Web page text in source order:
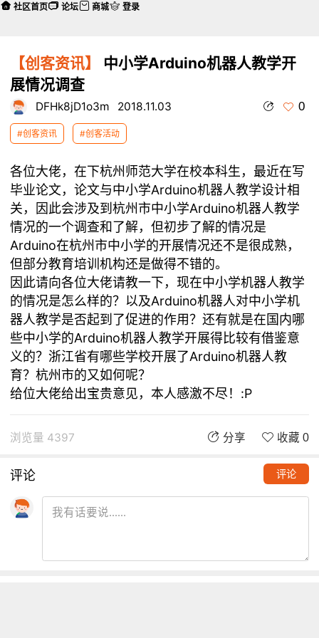
【创客资讯】
中小学Arduino机器人教学开
展情况调查
DFHk8jD1o3m 2018.11.03 0
#创客资讯 #创客活动
各位大佬，在下杭州师范大学在校本科生，最近在写
毕业论文，论文与中小学Arduino机器人教学设计相
关，因此会涉及到杭州市中小学Arduino机器人教学
情况的一个调查和了解，但初步了解的情况是
Arduino在杭州市中小学的开展情况还不是很成熟，
但部分教育培训机构还是做得不错的。
因此请向各位大佬请教一下，现在中小学机器人教学
的情况是怎么样的？以及Arduino机器人对中小学机
器人教学是否起到了促进的作用？还有就是在国内哪
些中小学的Arduino机器人教学开展得比较有借鉴意
义的？浙江省有哪些学校开展了Arduino机器人教
育？杭州市的又如何呢？
给位大佬给出宝贵意见，本人感激不尽！:P
浏览量 4397 分享 收藏 0
评论 评论
社区首页 论坛 商城 登录